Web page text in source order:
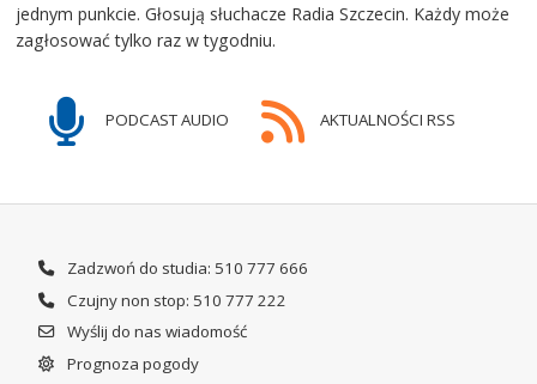
jednym punkcie. Głosują słuchacze Radia Szczecin. Każdy może
zagłosować tylko raz w tygodniu.
PODCAST AUDIO AKTUALNOŚCI RSS
Zadzwoń do studia: 510 777 666
Czujny non stop: 510 777 222
Wyślij do nas wiadomość
Prognoza pogody